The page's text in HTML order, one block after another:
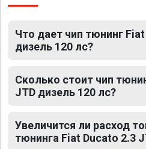
Что дает чип тюнинг
дизель 120 лс?
Сколько стоит чип
JTD дизель 120 лс?
Увеличится ли расход
тюнинга Fiat Ducato 2.3